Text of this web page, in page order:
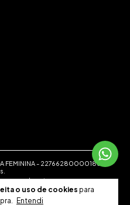
o uso de cookies para
Entendi
FEMININA- 22766280000186
-
|Política de